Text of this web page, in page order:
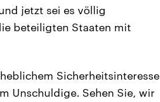
jetzt sei es völlig
beteiligten Staaten mit
Sicherheitsinteresse
Unschuldige. Sehen Sie, wir